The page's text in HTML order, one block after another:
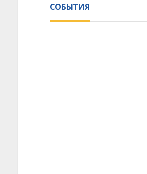
СОБЫТИЯ